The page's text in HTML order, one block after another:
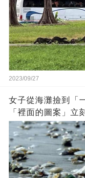
2023/09/27
女子從海灘撿到「
「裡面的圖案」